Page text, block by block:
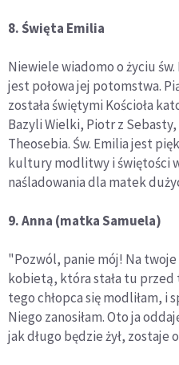
8. Święta Emilia
Niewiele wiadomo o życiu
jest połowa jej potomstwa.
została świętymi Kościoła
Bazyli Wielki, Piotr z Sebasty,
Theosebia. Św. Emilia jest
kultury modlitwy i świętości
naśladowania dla matek
9. Anna (matka Samuela)
"Pozwól, panie mój! Na twoje
kobietą, która stała tu przed
tego chłopca się modliłam, i
Niego zanosiłam. Oto ja
jak długo będzie żył, zostaje